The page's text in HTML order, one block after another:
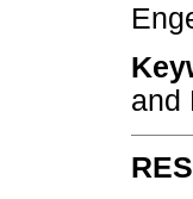
and